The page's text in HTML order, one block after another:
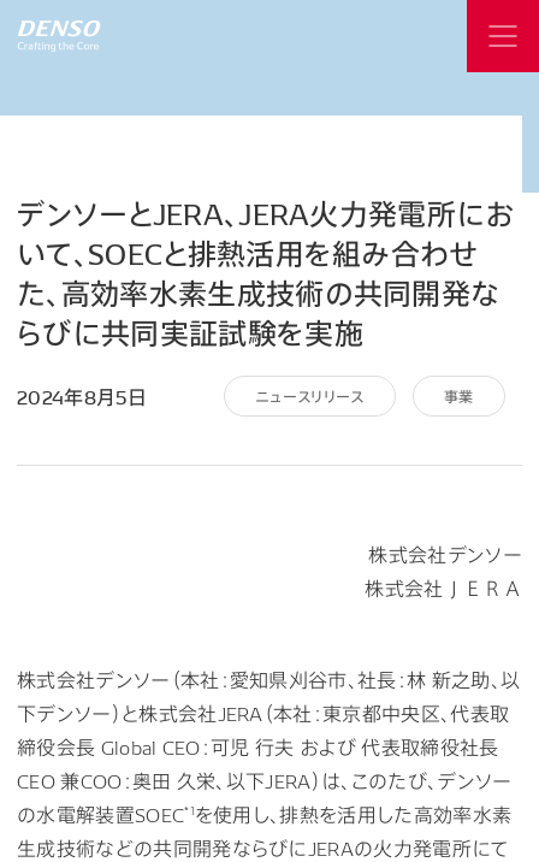
デンソーとJERA、JERA火力発電所にお
いて、SOECと排熱活用を組み合わせ
た、高効率水素生成技術の共同開発な
らびに共同実証試験を実施
2024年8月5日 ニュースリリース 事業
株式会社デンソー
株式会社ＪＥＲＡ
株式会社デンソー（本社：愛知県刈谷市、社長：林 新之助、以
下デンソー）と株式会社JERA（本社：東京都中央区、代表取
締役会長 Global CEO：可児 行夫 および 代表取締役社長
CEO 兼COO：奥田 久栄、以下JERA）は、このたび、デンソー
の水電解装置SOEC*1を使用し、排熱を活用した高効率水素
生成技術などの共同開発ならびにJERAの火力発電所にて